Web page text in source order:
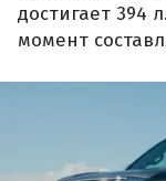
достигает 394
момент